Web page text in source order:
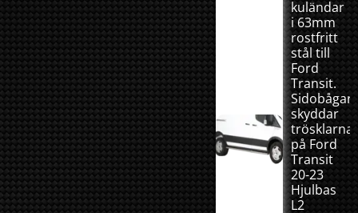
kuländar
i 63mm
rostfritt
stål till
Ford
Transit.
skyddar
trösklarna
på Ford
Transit
20-23
Hjulbas
L2